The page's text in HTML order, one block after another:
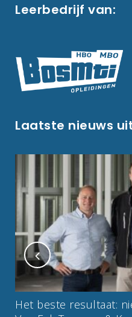
Leerbedrijf van:
Laatste nieuws
Het beste resultaat: